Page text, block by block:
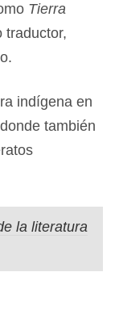
Tierra
traductor,
indígena en
también
la literatura